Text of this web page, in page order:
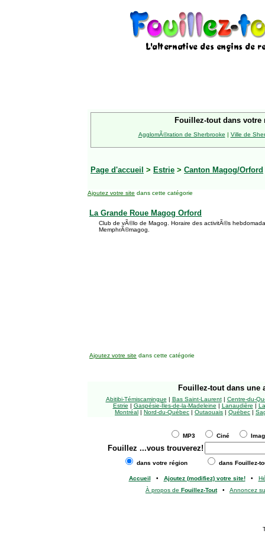
Fouillez-tout dans votre
AgglomÃ©ration de Sherbrooke | Ville de
Page d'accueil > Estrie > Canton Magog/Orford
Ajoutez votre site dans cette catégorie
La Grande Roue Magog Orford
Club de vÃ©lo de Magog. Horaire des activitÃ©s
MemphrÃ©magog.
Ajoutez votre site dans cette catégorie
Fouillez-tout dans une
Abitibi-Témiscamingue | Bas Saint-Laurent| Centre-du-
Estrie | Gaspésie-Îles-de-la-Madeleine | Lanaudière |
Montréal | Nord-du-Québec | Outaouais | Québec |
MP3 Ciné
Fouillez ...vous trouverez!
dans votre région dans Fouillez-
Accueil • Ajoutez (modifiez) votre site!•
À propos de Fouillez-Tout• Annoncez